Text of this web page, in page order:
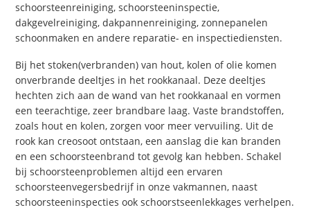
schoorsteenreiniging, schoorsteeninspectie,
dakgevelreiniging, dakpannenreiniging, zonnepanelen
schoonmaken en andere reparatie- en inspectiediensten.
Bij het stoken(verbranden) van hout, kolen of olie komen
onverbrande deeltjes in het rookkanaal. Deze deeltjes
hechten zich aan de wand van het rookkanaal en vormen
een teerachtige, zeer brandbare laag. Vaste brandstoffen,
zoals hout en kolen, zorgen voor meer vervuiling. Uit de
rook kan creosoot ontstaan, een aanslag die kan branden
en een schoorsteenbrand tot gevolg kan hebben. Schakel
bij schoorsteenproblemen altijd een ervaren
schoorsteenvegersbedrijf in onze vakmannen, naast
schoorsteeninspecties ook schoorstseenlekkages verhelpen.